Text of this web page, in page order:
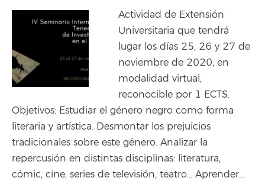
Actividad de Extensión
Universitaria que tendrá
lugar los días 25, 26 y 27 de
noviembre de 2020, en
modalidad virtual,
reconocible por 1 ECTS.
Objetivos: Estudiar el género negro como forma
literaria y artística. Desmontar los prejuicios
tradicionales sobre este género. Analizar la
repercusión en distintas disciplinas: literatura,
cómic, cine, series de televisión, teatro… Aprender…